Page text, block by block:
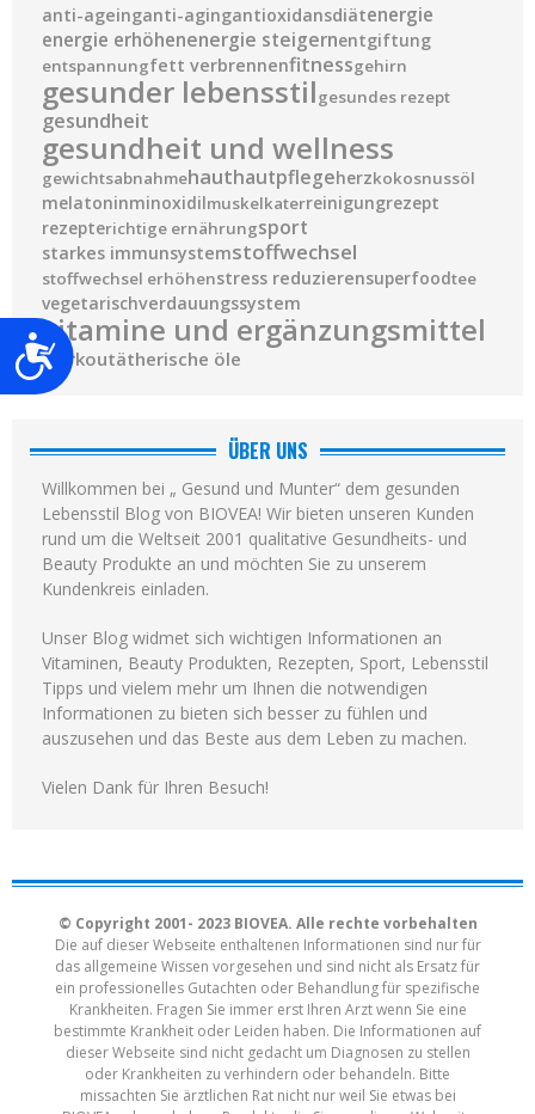
Barrierefreiheit
anti-ageinganti-agingantioxidansdiätenergie
energie erhöhenenergie steigernentgiftung
entspannungfett verbrennenfitnessgehirn
gesunder lebensstilgesundes rezept
gesundheit
gesundheit und wellness
gewichtsabnahmehauthautpflegeherzkokosnussöl
melatoninminoxidilmuskelkaterreinigungrezept
rezepterichtige ernährungsport
starkes immunsystemstoffwechsel
stoffwechsel erhöhenstress reduzierensuperfoodtee
vegetarischverdauungssystem
vitamine und ergänzungsmittel
workoutätherische öle
ÜBER UNS
Willkommen bei „ Gesund und Munter“ dem gesunden
Lebensstil Blog von BIOVEA! Wir bieten unseren Kunden
rund um die Weltseit 2001 qualitative Gesundheits- und
Beauty Produkte an und möchten Sie zu unserem
Kundenkreis einladen.
Unser Blog widmet sich wichtigen Informationen an
Vitaminen, Beauty Produkten, Rezepten, Sport, Lebensstil
Tipps und vielem mehr um Ihnen die notwendigen
Informationen zu bieten sich besser zu fühlen und
auszusehen und das Beste aus dem Leben zu machen.
Vielen Dank für Ihren Besuch!
© Copyright 2001- 2023 BIOVEA. Alle rechte vorbehalten
Die auf dieser Webseite enthaltenen Informationen sind nur für
das allgemeine Wissen vorgesehen und sind nicht als Ersatz für
ein professionelles Gutachten oder Behandlung für spezifische
Krankheiten. Fragen Sie immer erst Ihren Arzt wenn Sie eine
bestimmte Krankheit oder Leiden haben. Die Informationen auf
dieser Webseite sind nicht gedacht um Diagnosen zu stellen
oder Krankheiten zu verhindern oder behandeln. Bitte
missachten Sie ärztlichen Rat nicht nur weil Sie etwas bei